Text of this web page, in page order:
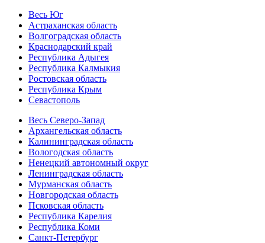
Весь Юг
Астраханская область
Волгоградская область
Краснодарский край
Республика Адыгея
Республика Калмыкия
Ростовская область
Республика Крым
Севастополь
Весь Северо-Запад
Архангельская область
Калининградская область
Вологодская область
Ненецкий автономный округ
Ленинградская область
Мурманская область
Новгородская область
Псковская область
Республика Карелия
Республика Коми
Санкт-Петербург